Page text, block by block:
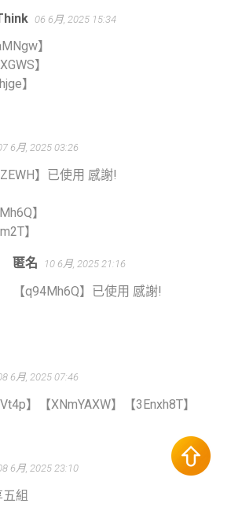
06 6月, 2025 15:34
】
】
】
6月, 2025 03:26
】已使用 感謝!
】
】
匿名 10 6月, 2025 21:16
【q94Mh6Q】已使用 感謝!
6月, 2025 07:46
】【XNmYAXW】【3Enxh8T】
6月, 2025 23:10
組